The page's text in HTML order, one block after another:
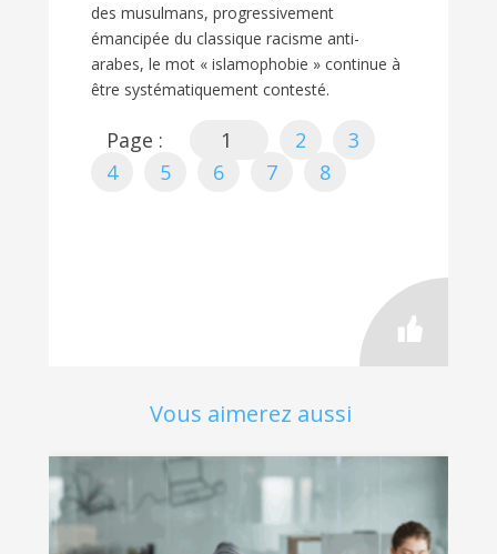
des musulmans, progressivement
émancipée du classique racisme anti-
arabes, le mot « islamophobie » continue à
être systématiquement contesté.
Page : 1 2
3
4
5 6 7 8
Vous aimerez aussi